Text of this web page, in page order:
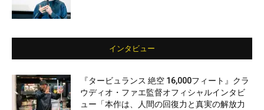
インタビュー
『タービュランス 絶空 16,000フィート』クラ
ウディオ・ファエ監督オフィシャルインタビ
ュー「本作は、人間の回復力と真実の解放力